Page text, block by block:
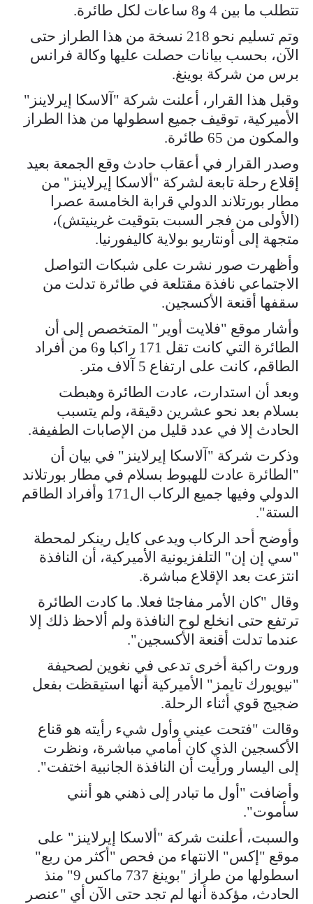
تتطلب ما بين 4 و8 ساعات لكل طائرة.
وتم تسليم نحو 218 نسخة من هذا الطراز حتى
الآن، بحسب بيانات حصلت عليها وكالة فرانس
برس من شركة بوينغ.
وقبل هذا القرار، أعلنت شركة "آلاسكا إيرلاينز"
الأميركية، توقيف جميع اسطولها من هذا الطراز
والمكون من 65 طائرة.
وصدر القرار في أعقاب حادث وقع الجمعة بعيد
إقلاع رحلة تابعة لشركة "ألاسكا إيرلاينز" من
مطار بورتلاند الدولي قرابة الخامسة عصرا
(الأولى من فجر السبت بتوقيت غرينيتش)،
متجهة إلى أونتاريو بولاية كاليفورنيا.
وأظهرت صور نشرت على شبكات التواصل
الاجتماعي نافذة مقتلعة في طائرة تدلت من
سقفها أقنعة الأكسجين.
وأشار موقع "فلايت أوير" المتخصص إلى أن
الطائرة التي كانت تقل 171 راكبا و6 من أفراد
الطاقم، كانت على ارتفاع 5 آلاف متر.
وبعد أن استدارت، عادت الطائرة وهبطت
بسلام بعد نحو عشرين دقيقة، ولم يتسبب
الحادث إلا في عدد قليل من الإصابات الطفيفة.
وذكرت شركة "آلاسكا إيرلاينز" في بيان أن
"الطائرة عادت للهبوط بسلام في مطار بورتلاند
الدولي وفيها جميع الركاب ال171 وأفراد الطاقم
الستة".
وأوضح أحد الركاب ويدعى كايل رينكر لمحطة
"سي إن إن" التلفزيونية الأميركية، أن النافذة
انتزعت بعد الإقلاع مباشرة.
وقال "كان الأمر مفاجئا فعلا. ما كادت الطائرة
ترتفع حتى انخلع لوح النافذة ولم ألاحظ ذلك إلا
عندما تدلت أقنعة الأكسجين".
وروت راكبة أخرى تدعى في نغوين لصحيفة
"نيويورك تايمز" الأميركية أنها استيقظت بفعل
ضجيج قوي أثناء الرحلة.
وقالت "فتحت عيني وأول شيء رأيته هو قناع
الأكسجين الذي كان أمامي مباشرة، ونظرت
إلى اليسار ورأيت أن النافذة الجانبية اختفت".
وأضافت "أول ما تبادر إلى ذهني هو أنني
سأموت".
والسبت، أعلنت شركة "ألاسكا إيرلاينز" على
موقع "إكس" الانتهاء من فحص "أكثر من ربع"
اسطولها من طراز "بوينغ 737 ماكس 9" منذ
الحادث، مؤكدة أنها لم تجد حتى الآن أي "عنصر